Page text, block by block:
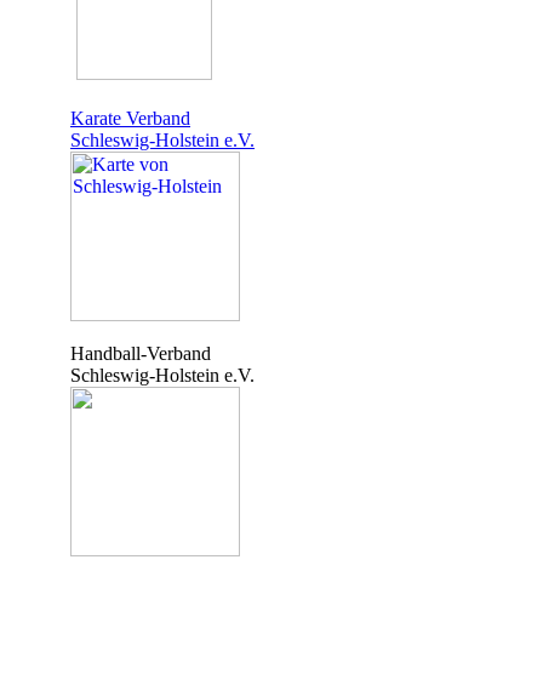
Karate Verband
Schleswig-Holstein e.V.
Handball-Verband
Schleswig-Holstein e.V.